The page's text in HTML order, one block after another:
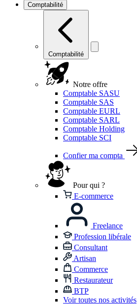
Comptabilité
Comptabilité
Notre offre
Comptable SASU
Comptable SAS
Comptable EURL
Comptable SARL
Comptable Holding
Comptable SCI
Confier ma compta
Pour qui ?
E-commerce
Freelance
Profession libérale
Consultant
Artisan
Commerce
Restaurateur
BTP
Voir toutes nos activités